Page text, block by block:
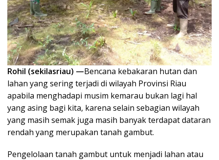
Rohil (sekilasriau) —Bencana kebakaran hutan dan
lahan yang sering terjadi di wilayah Provinsi Riau
apabila menghadapi musim kemarau bukan lagi hal
yang asing bagi kita, karena selain sebagian wilayah
yang masih semak juga masih banyak terdapat dataran
rendah yang merupakan tanah gambut.
Pengelolaan tanah gambut untuk menjadi lahan atau